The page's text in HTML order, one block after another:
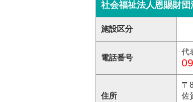
社会福祉法人恩賜財
施設区分
電話番号
代
住所
〒
佐